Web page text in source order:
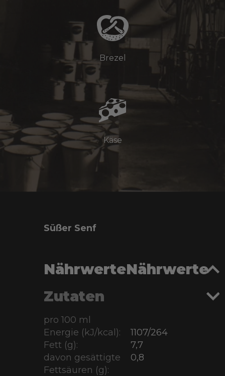
Brezel
Käse
Süßer Senf
NährwerteNährwerte
Zutaten
pro 100 ml
Energie (kJ/kcal):
1107/264
Fett (g):
7,7
davon gesättigte
Fettsäuren (g):
0,8